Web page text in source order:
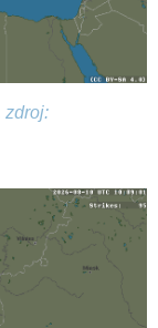
zdroj: